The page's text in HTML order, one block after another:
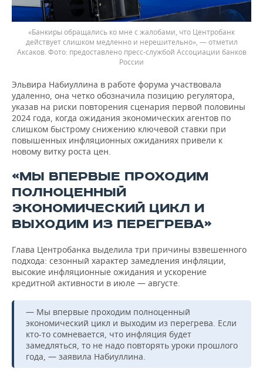
«Банкиры обращались ко мне с жалобами, что Центробанк
действует слишком медленно и нерешительно», — отметил
Аксаков.
предоставлено пресс-службой Ассоциации банков
России
Эльвира Набиуллина в работе форума участвовала
удаленно, она четко обозначила позицию регулятора,
указав на риски повторения сценария первой половины
2024 года, когда ожидания экономических агентов по
слишком быстрому снижению ключевой ставки при
повышенных инфляционных ожиданиях привели к
новому витку роста цен.
«МЫ ВПЕРВЫЕ ПРОХОДИМ
ПОЛНОЦЕННЫЙ
ЭКОНОМИЧЕСКИЙ ЦИКЛ И
ВЫХОДИМ ИЗ ПЕРЕГРЕВА»
Глава Центробанка выделила три причины взвешенного
подхода: сезонный характер замедления инфляции,
высокие инфляционные ожидания и ускорение
кредитной активности в июле — августе.
— Мы впервые проходим полноценный
экономический цикл и выходим из перегрева. Если
кто-то сомневается, что инфляция будет
замедляться, то не надо повторять уроки прошлого
года, — заявила Набиуллина.